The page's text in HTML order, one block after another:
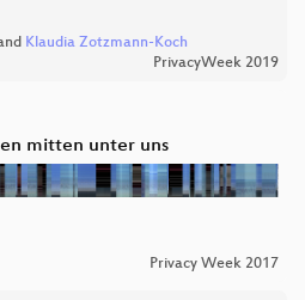
Klaudia Zotzmann-Koch
PrivacyWeek 2019
mitten unter uns
Privacy Week 2017